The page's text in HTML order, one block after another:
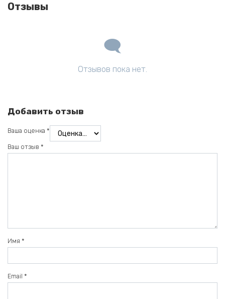
Отзывы
Отзывов пока нет.
Добавить отзыв
Ваша оценка *
Ваш отзыв *
Имя *
Email *